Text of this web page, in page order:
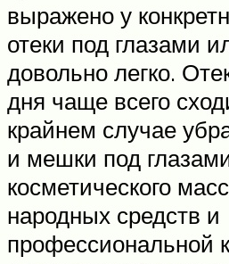
выражено у
отеки под глазами
довольно легко.
дня чаще всего
крайнем случае
и мешки под
косметического
народных средств и
профессиональной